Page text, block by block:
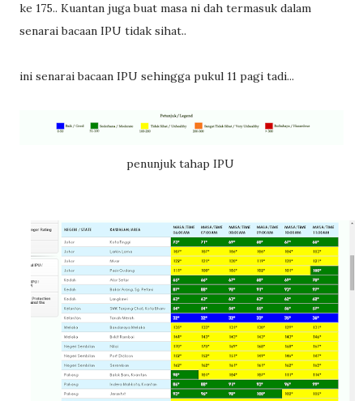
ke 175.. Kuantan juga buat masa ni dah termasuk dalam
senarai bacaan IPU tidak sihat..
ini senarai bacaan IPU sehingga pukul 11 pagi tadi...
penunjuk tahap IPU